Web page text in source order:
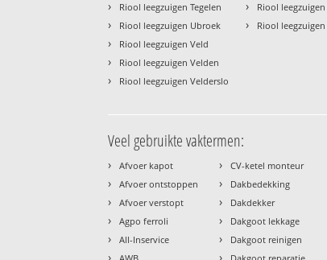
› Riool leegzuigen Tegelen
› Riool leegzuigen Ubroek
› Riool leegzuigen Veld
› Riool leegzuigen Velden
› Riool leegzuigen Velderslo
› Riool
› Riool leegzuigen
Veel gebruikte vaktermen:
› Afvoer kapot
› Afvoer ontstoppen
› Afvoer verstopt
› Agpo ferroli
› All-Inservice
›
› CV-ketel monteur
› Dakbedekking
› Dakdekker
› Dakgoot lekkage
› Dakgoot reinigen
›